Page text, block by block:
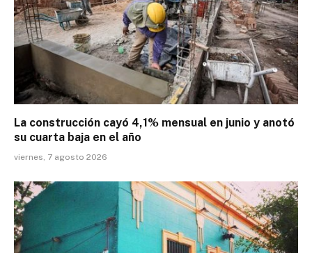
La construcción cayó 4,1% mensual en junio y anotó
su cuarta baja en el año
viernes, 7 agosto 2026